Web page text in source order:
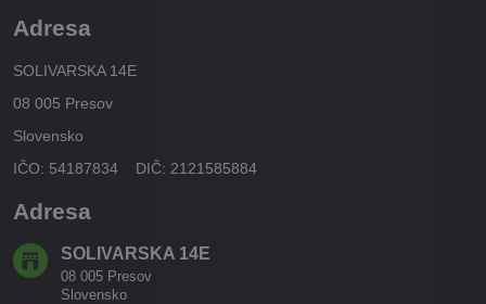
Adresa
SOLIVARSKA 14E
08 005 Presov
Slovensko
IČO: 54187834 DIČ: 2121585884
Adresa
SOLIVARSKA 14E
08 005 Presov
Slovensko